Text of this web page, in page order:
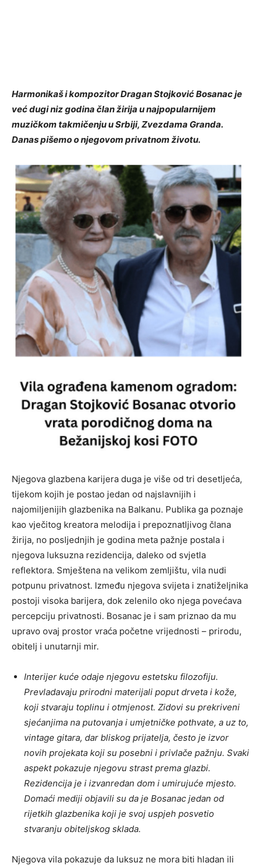
Harmonikaš i kompozitor Dragan Stojković Bosanac je
već dugi niz godina član žirija u najpopularnijem
muzičkom takmičenju u Srbiji, Zvezdama Granda.
Danas pišemo o njegovom privatnom životu.
Njegova glazbena karijera duga je više od tri desetljeća,
tijekom kojih je postao jedan od najslavnijih i
najomiljenijih glazbenika na Balkanu. Publika ga poznaje
kao vječitog kreatora melodija i prepoznatljivog člana
žirija, no posljednjih je godina meta pažnje postala i
njegova luksuzna rezidencija, daleko od svjetla
reflektora. Smještena na velikom zemljištu, vila nudi
potpunu privatnost. Između njegova svijeta i znatiželjnika
postoji visoka barijera, dok zelenilo oko njega povećava
percepciju privatnosti. Bosanac je i sam priznao da mu
upravo ovaj prostor vraća početne vrijednosti – prirodu,
obitelj i unutarnji mir.
Interijer kuće odaje njegovu estetsku filozofiju.
Prevladavaju prirodni materijali poput drveta i kože,
koji stvaraju toplinu i otmjenost. Zidovi su prekriveni
sjećanjima na putovanja i umjetničke pothvate, a uz to,
vintage gitara, dar bliskog prijatelja, često je izvor
novih projekata koji su posebni i privlače pažnju. Svaki
aspekt pokazuje njegovu strast prema glazbi.
Rezidencija je i izvanredan dom i umirujuće mjesto.
Domaći mediji objavili su da je Bosanac jedan od
rijetkih glazbenika koji je svoj uspjeh posvetio
stvaranju obiteljskog sklada.
Njegova vila pokazuje da luksuz ne mora biti hladan ili